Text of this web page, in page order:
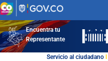
Ir
al
contenidoEncuentra tu
Representante
Servicio al ciudadano l